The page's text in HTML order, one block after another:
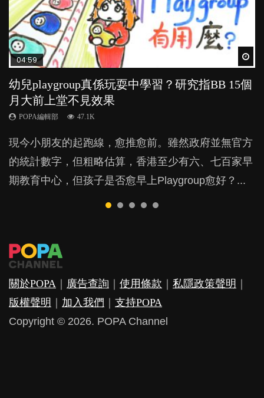
04:59
幼兒playgroup真係玩耍中學習？研究指BB 15個
月大前上堂不見效果
POPA編輯部 47.1K
現今小朋友的起跑線，愈推愈前。雖然政府並無官方
的統計數字，但粗略估算，香港至少有六、七百家早
期教育中心，但孩子是否愈早上Playgroup愈好？...
03:39
幼稚園遊戲課 如何刺激幼兒自發學習取代獎勵
與懲罰？
POPA編輯部 33.1K
由美國學者所創的 tools of the mind 課程，學生以遊
戲方式學習，學術能力和自制能力亦明顯比其他小朋
友優勝，到底這課程有何特別之處？...
03:02
老公患產後憂鬱症對BB的影響
POPA編輯部 15.9K
鬱，影響日常生活，嚴重的甚至會有自殺，或傷害小
朋友的念頭。但為何爸爸患上產後抑鬱往往難以察
覺？...
04:06
全職好？在職好？｜全職媽媽與在職媽媽的壓
力與價值
POPA編輯部 25.8K
許多媽媽心底可能都有一刻掙扎過：究竟全職好，還
是在職好。雖說每個家庭都有自己的獨特狀況和考慮
因素，但原來全職和在職媽媽所養育的子女其實都各
04:18
凡事以BB為中心，就係好爸媽？｜別忽視父母
的身心虛耗
POPA編輯部 31.5K
父母日夜無間、身心俱疲地照顧BB，如何做到正向
教養？部份父母更會為了小朋友放棄自己的嗜好、減
少出席朋友聚會等等，你以為會換來美好的親子關
關於POPA ｜ 廣告查詢 ｜ 使用條款 ｜ 私隱政策聲明 ｜
版權聲明 ｜ 加入我們 ｜ 支持POPA
Copyright © 2026. POPA Channel